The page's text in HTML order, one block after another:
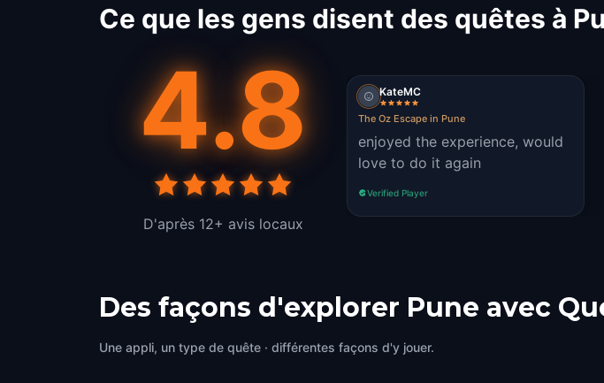
Ce que les gens disent des quêtes à
4.8
D'après 12+ avis locaux
KateMC
The Oz Escape in Pune
enjoyed the experience, would
love to do it again
Verified Player
Des façons d'explorer Pune avec
Une appli, un type de quête · différentes façons d'y jouer.